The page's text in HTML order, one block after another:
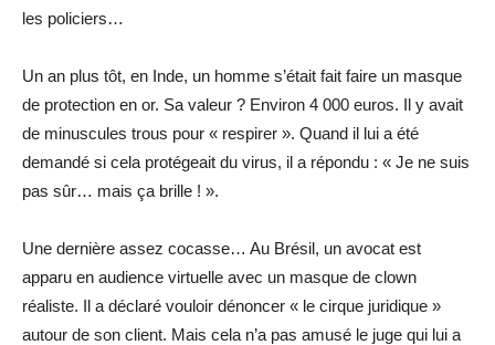
les policiers…
Un an plus tôt, en Inde, un homme s’était fait faire un masque
de protection en or. Sa valeur ? Environ 4 000 euros. Il y avait
de minuscules trous pour « respirer ». Quand il lui a été
demandé si cela protégeait du virus, il a répondu : « Je ne suis
pas sûr… mais ça brille ! ».
Une dernière assez cocasse… Au Brésil, un avocat est
apparu en audience virtuelle avec un masque de clown
réaliste. Il a déclaré vouloir dénoncer « le cirque juridique »
autour de son client. Mais cela n’a pas amusé le juge qui lui a